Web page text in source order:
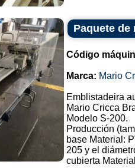
Paquete de
Código
Marca: Mario
Emblistadeira
Mario Cricca
Modelo S-200.
Producción
base Material:
205 y el
cubierta